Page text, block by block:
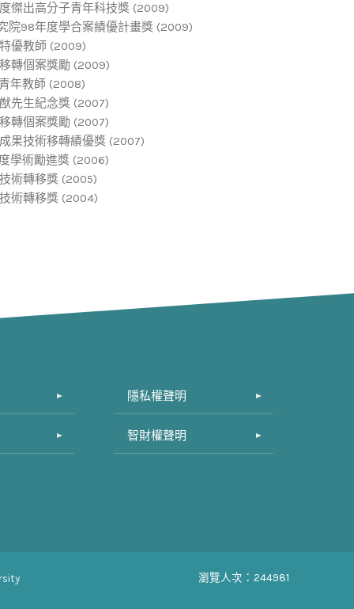
傑出高分子青年科技獎 (2009)
院98年度學合案績優計畫獎 (2009)
優教師 (2009)
轉個案獎勵 (2009)
年教師 (2008)
先生紀念獎 (2007)
轉個案獎勵 (2007)
果技術移轉績優獎 (2007)
學術勵進獎 (2006)
術轉移獎 (2005)
術轉移獎 (2004)
隱私權聲明
智財權聲明
瀏覽人次：244981